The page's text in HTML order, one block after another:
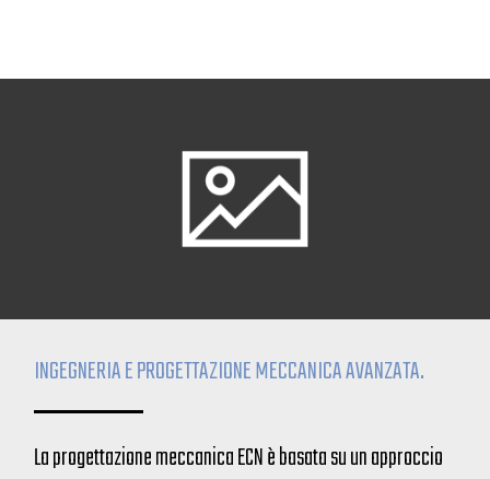
INGEGNERIA E PROGETTAZIONE MECCANICA AVANZATA.
La progettazione meccanica ECN è basata su un approccio